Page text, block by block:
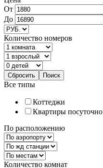
От
До
Количество номеров
Все типы
Коттеджи
Квартиры посуточно
По расположению
Количество комнат